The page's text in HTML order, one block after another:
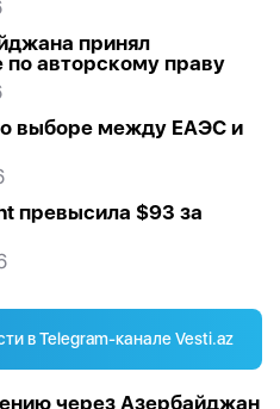
принял
авторскому праву
выборе между ЕАЭС и
превысила $93 за
в Telegram-канале Vesti.az
через Азербайджан